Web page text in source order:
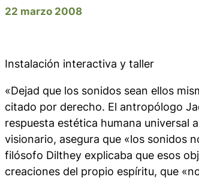
22 marzo 2008
Instalación interactiva y taller
«Dejad que los sonidos sean ellos
citado por derecho. El antropólogo
respuesta estética humana universal
visionario, asegura que «los sonidos
filósofo Dilthey explicaba que esos
creaciones del propio espíritu, que